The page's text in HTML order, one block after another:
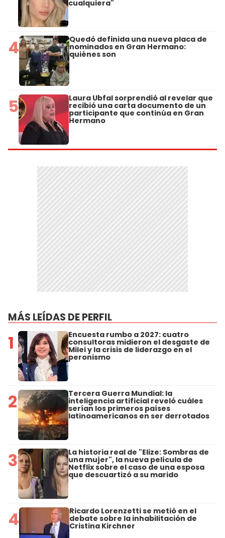
cualquiera"
4 Quedó definida una nueva placa de
nominados en Gran Hermano:
quiénes son
5 Laura Ubfal sorprendió al revelar que
recibió una carta documento de un
participante que continúa en Gran
Hermano
MÁS LEÍDAS DE PERFIL
1 Encuesta rumbo a 2027: cuatro
consultoras midieron el desgaste de
Milei y la crisis de liderazgo en el
peronismo
2 Tercera Guerra Mundial: la
inteligencia artificial reveló cuáles
serían los primeros países
latinoamericanos en ser derrotados
3 La historia real de "Elize: Sombras de
una mujer", la nueva película de
Netflix sobre el caso de una esposa
que descuartizó a su marido
4 Ricardo Lorenzetti se metió en el
debate sobre la inhabilitación de
Cristina Kirchner